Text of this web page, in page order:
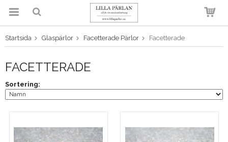
Produkten har blivit tillagd i
varukorgen
Startsida Glaspärlor Facetterade Pärlor Facetterade
FACETTERADE
Sortering: